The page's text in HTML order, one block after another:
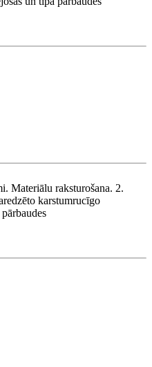
Materiālu raksturošana. 2.
karstumrucīgo